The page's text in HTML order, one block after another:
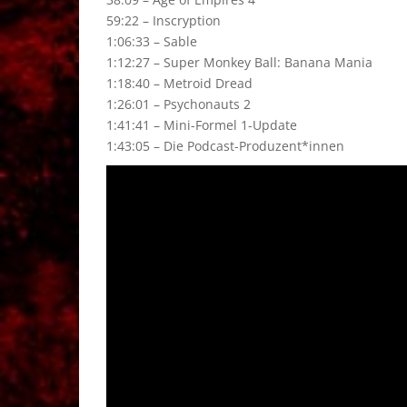
59:22 – Inscryption
1:06:33 – Sable
1:12:27 – Super Monkey Ball: Banana Mania
1:18:40 – Metroid Dread
1:26:01 – Psychonauts 2
1:41:41 – Mini-Formel 1-Update
1:43:05 – Die Podcast-Produzent*innen